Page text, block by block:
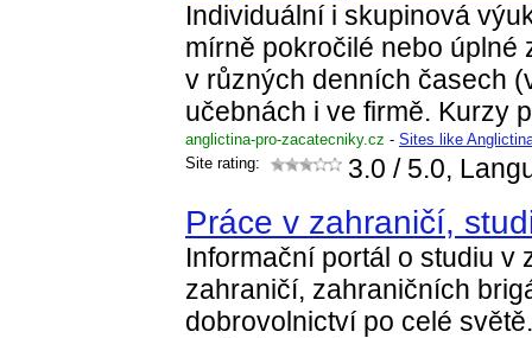
Individuální i skupinová
mírně pokročilé nebo úplné
v různých denních časech
učebnách i ve firmě. Kurzy
anglictina-pro-zacatecniky.cz - Sites like
Site rating:
3.0 / 5.0,
Práce v zahraničí,
Informační portál o studiu v
zahraničí, zahraničních
dobrovolnictví po celé